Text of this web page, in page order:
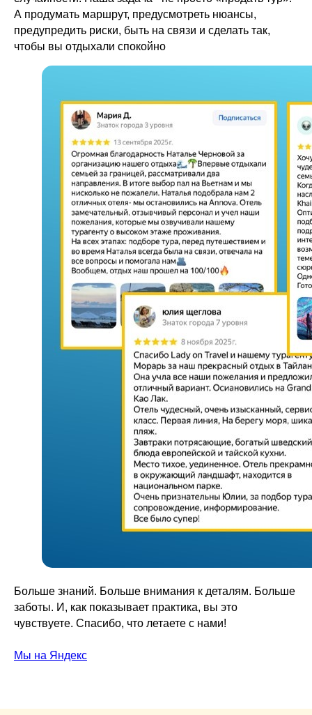
А продумать маршрут, предусмотреть нюансы,
предупредить риски, быть на связи и сделать так,
чтобы вы отдыхали спокойно
Больше знаний. Больше внимания к деталям. Больше
заботы. И, как показывает практика, вы это
чувствуете. Спасибо, что летаете с нами!
Мы на Яндекс
Подпишитесь на
эксклюзивные
и новинки!
В Телеграм
Подписаться в ВК